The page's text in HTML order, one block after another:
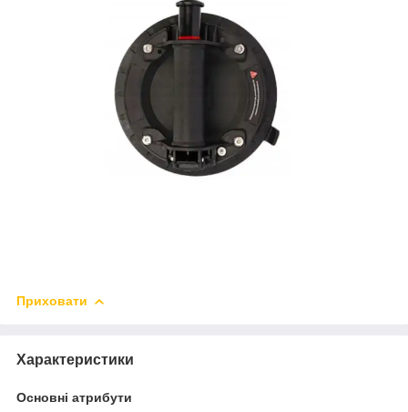
Приховати
Характеристики
Основні атрибути